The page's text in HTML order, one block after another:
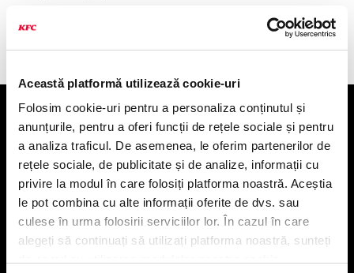
Această platformă utilizează cookie-uri
Folosim cookie-uri pentru a personaliza conținutul și
anunțurile, pentru a oferi funcții de rețele sociale și pentru
a analiza traficul. De asemenea, le oferim partenerilor de
rețele sociale, de publicitate și de analize, informații cu
privire la modul în care folosiți platforma noastră. Aceștia
le pot combina cu alte informații oferite de dvs. sau
culese în urma folosirii serviciilor lor. În cazul în care
alegeți să continuați să utilizați platforma noastră, sunteți
KFC
Meniu livrare
Meniu ridicare
Nutriționale și Alergeni
Abonare Newsletter
Contact
Utile